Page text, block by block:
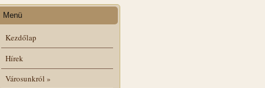
Menü
Kezdőlap
Hírek
Városunkról »